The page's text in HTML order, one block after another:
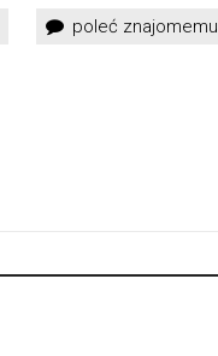
poleć znajomemu